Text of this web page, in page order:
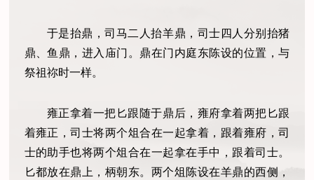
于是抬鼎，司马二人抬羊鼎，司士四人分别抬猪
鼎、鱼鼎，进入庙门。鼎在门内庭东陈设的位置，与
祭祖祢时一样。
雍正拿着一把匕跟随于鼎后，雍府拿着两把匕跟
着雍正，司士将两个俎合在一起拿着，跟着雍府，司
士的助手也将两个俎合在一起拿在手中，跟着司士。
匕都放在鼎上，柄朝东。两个俎陈设在羊鼎的西侧，